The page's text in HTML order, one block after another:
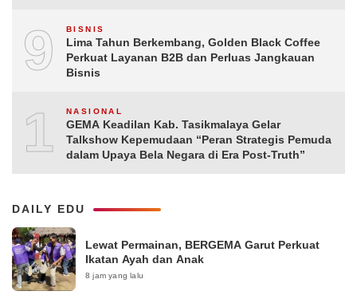
9 BISNIS
Lima Tahun Berkembang, Golden Black Coffee
Perkuat Layanan B2B dan Perluas Jangkauan
Bisnis
10NASIONAL
GEMA Keadilan Kab. Tasikmalaya Gelar
Talkshow Kepemudaan “Peran Strategis Pemuda
dalam Upaya Bela Negara di Era Post-Truth”
DAILY EDU
Lewat Permainan, BERGEMA Garut Perkuat
Ikatan Ayah dan Anak
8 jam yang lalu